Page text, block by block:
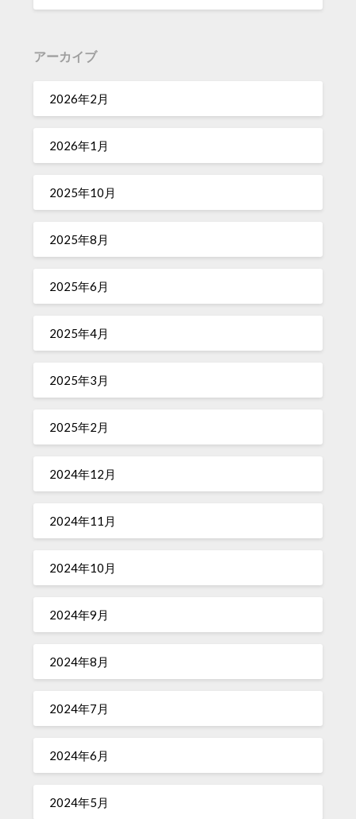
アーカイブ
2026年2月
2026年1月
2025年10月
2025年8月
2025年6月
2025年4月
2025年3月
2025年2月
2024年12月
2024年11月
2024年10月
2024年9月
2024年8月
2024年7月
2024年6月
2024年5月